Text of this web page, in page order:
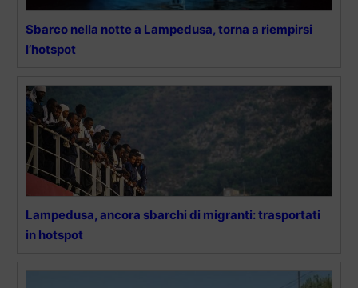
Sbarco nella notte a Lampedusa, torna a riempirsi
l’hotspot
Lampedusa, ancora sbarchi di migranti: trasportati
in hotspot